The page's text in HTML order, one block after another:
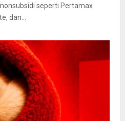
seperti Pertamax
dan...